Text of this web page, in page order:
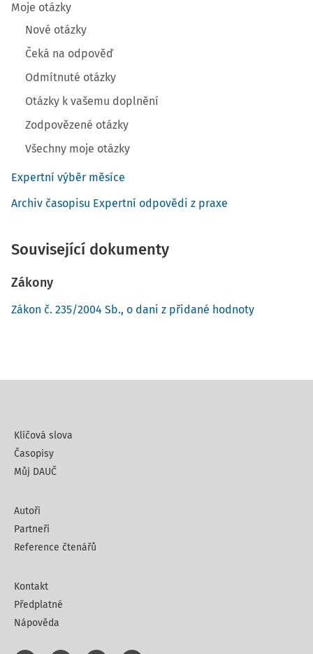
Moje otázky
Nové otázky
Čeká na odpověď
Odmítnuté otázky
Otázky k vašemu doplnění
Zodpovězené otázky
Všechny moje otázky
Expertní výběr měsíce
Archiv časopisu Expertní odpovědi z praxe
Související dokumenty
Zákony
Zákon č. 235/2004 Sb., o dani z přidané hodnoty
Klíčová slova
Časopisy
Můj DAUČ
Autoři
Partneři
Reference čtenářů
Kontakt
Předplatné
Nápověda